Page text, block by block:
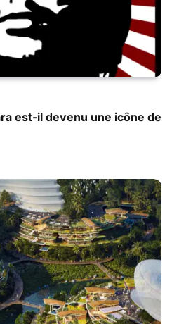
est-il devenu une icône de